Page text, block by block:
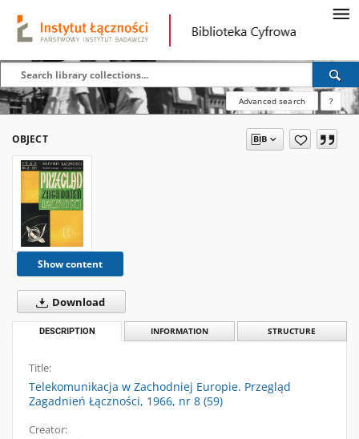
Advanced search ?
OBJECT
Show content
Download
DESCRIPTION INFORMATION STRUCTURE
Title:
Telekomunikacja w Zachodniej Europie. Przegląd
Zagadnień Łączności, 1966, nr 8 (59)
Creator: